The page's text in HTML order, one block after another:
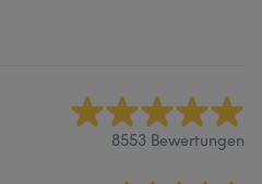
8553 Bewertungen